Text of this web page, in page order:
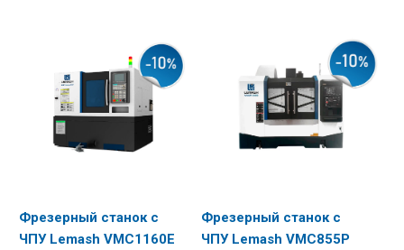
Фрезерный станок с
ЧПУ Lemash VMC1160E
Фрезерный станок с
ЧПУ Lemash VMC855P